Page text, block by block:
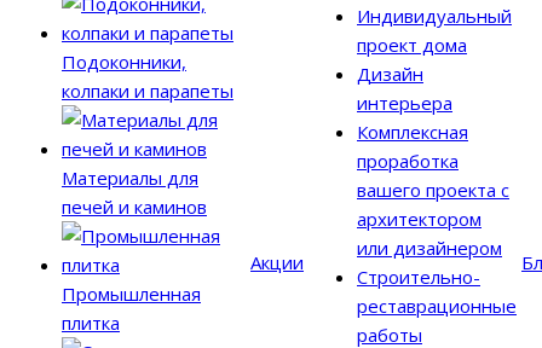
Подоконники,
колпаки и парапеты
Материалы для
печей и каминов
Промышленная
плитка
Акции
Индивидуальный
проект дома
Дизайн
интерьера
Комплексная
проработка
вашего проекта с
архитектором
или дизайнером
Строительно-
реставрационные
работы